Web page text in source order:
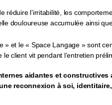
l’irritabilité, les
douloureuse accumulée ainsi
et le « Space Langage » sont
client vit pendant l’entretien
aidantes et
reconnexion à soi,